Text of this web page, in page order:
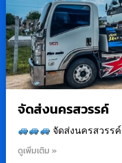
จัดส่งนครสวรรค์
จัดส่งนครสวรรค์
ดูเพิ่มเติม »